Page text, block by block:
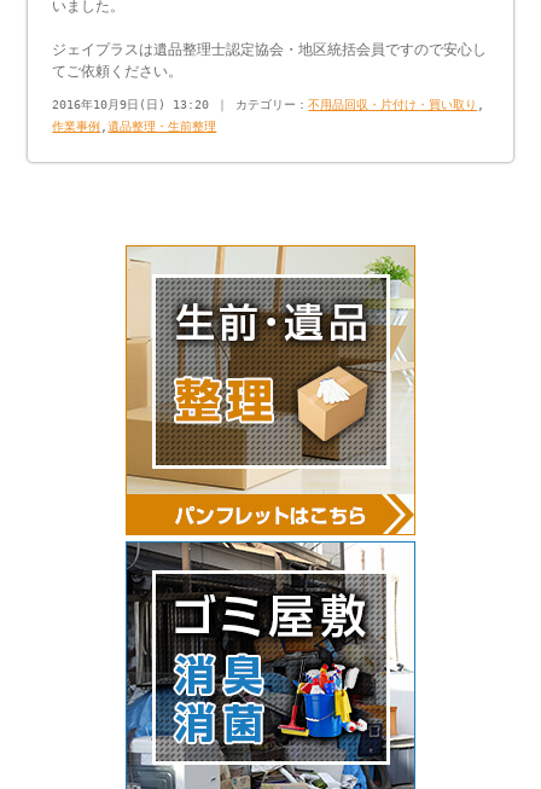
いました。
ジェイプラスは遺品整理士認定協会・地区統括会員ですので安心し
てご依頼ください。
2016年10月9日(日) 13:20 ｜ カテゴリー：不用品回収・片付け・買い取り
作業事例
,遺品整理・生前整理